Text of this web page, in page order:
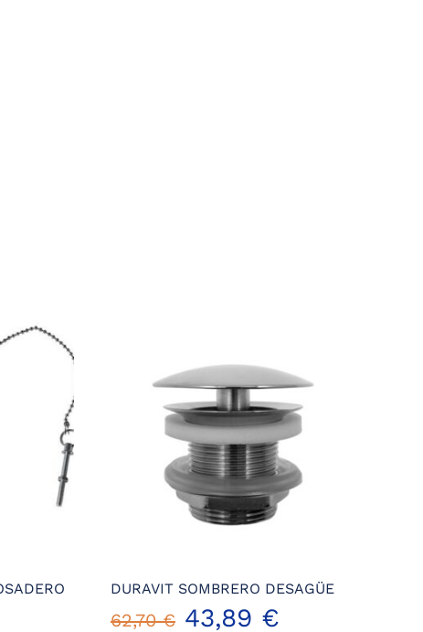
DURAVIT SOMBRERO DESAGÜE
62,70€ 43,89 €